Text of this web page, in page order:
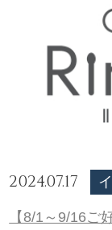
2024.07.17
【8/1～9/16ご